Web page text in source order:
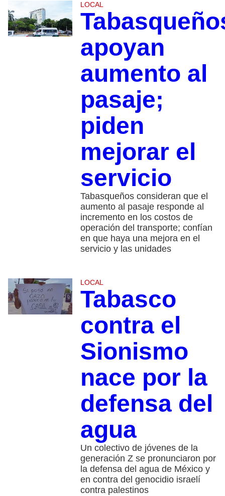
LOCAL
apoyan
aumento al
pasaje;
piden
mejorar el
servicio
Tabasqueños consideran que el
aumento al pasaje responde al
incremento en los costos de
operación del transporte; confían
en que haya una mejora en el
servicio y las unidades
LOCAL
Tabasco
contra el
Sionismo
nace por la
defensa del
agua
Un colectivo de jóvenes de la
generación Z se pronunciaron por
la defensa del agua de México y
en contra del genocidio israelí
contra palestinos